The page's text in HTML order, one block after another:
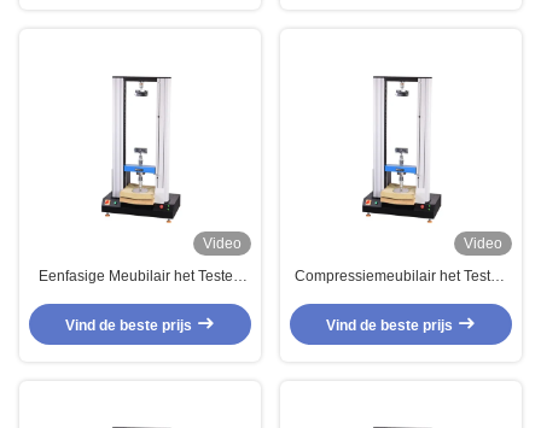
Video
Eenfasige Meubilair het Testen
de de Krachtafbuiging IFD van de
Vind de beste prijs
Video
Compressiemeubilair het Testen
Hardheidsmeetapparaat van de
Vind de beste prijs